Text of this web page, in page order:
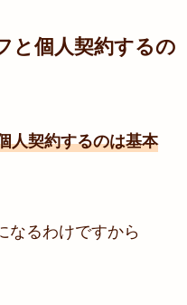
と個人契約するの
人契約するのは基本
なるわけですから